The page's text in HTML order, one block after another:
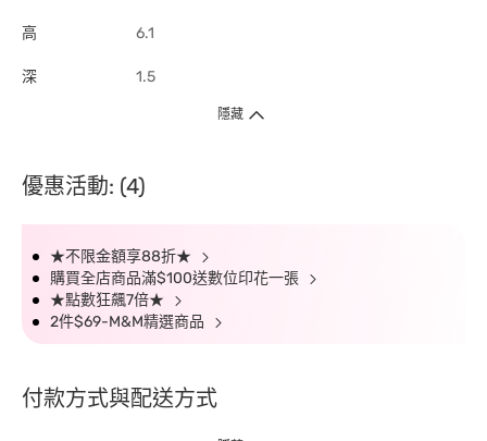
高 6.1
深 1.5
隱藏
優惠活動: (4)
★不限金額享88折★
購買全店商品滿$100送數位印花一張
★點數狂飆7倍★
2件$69-M&M精選商品
付款方式與配送方式